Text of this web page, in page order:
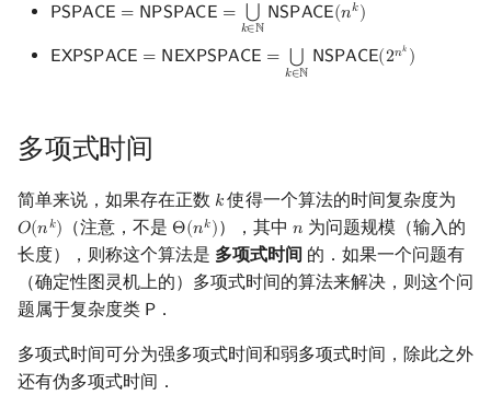
𝖯𝖲𝖯𝖠𝖢𝖤 = 𝖭𝖯𝖲𝖯𝖠𝖢𝖤 = ⋃
𝑘∈ℕ
𝖭𝖲𝖯𝖠𝖢𝖤(𝑛𝑘)
PSPACE= NPSPACE=⋃k ∈NNSPACE(nk)
𝖤𝖷𝖯𝖲𝖯𝖠𝖢𝖤 = 𝖭𝖤𝖷𝖯𝖲𝖯𝖠𝖢𝖤 = ⋃
𝑘∈ℕ
𝖭𝖲𝖯𝖠𝖢𝖤(2𝑛𝑘 )
EXPSPACE= NEXPSPACE=⋃k∈N NSPACE(2nk)
多项式时间
简单来说，如果存在正数 𝑘
k使得一个算法的时间复杂度为
𝑂(𝑛𝑘)
O(nk) （注意，不是 Θ(𝑛𝑘)
Θ(nk) ），其中𝑛
n 为问题规模（输入的
长度），则称这个算法是 多项式时间 的．如果一个问题有
（确定性图灵机上的）多项式时间的算法来解决，则这个问
题属于复杂度类 𝖯
P ．
多项式时间可分为强多项式时间和弱多项式时间，除此之外
还有伪多项式时间．